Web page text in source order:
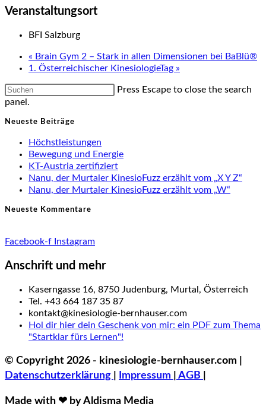
Veranstaltungsort
BFI Salzburg
« Brain Gym 2 – Stark in allen Dimensionen bei BaBlü®
1. Österreichischer KinesiologieTag »
Press Escape to close the search
panel.
Neueste Beiträge
Höchstleistungen
Bewegung und Energie
KT-Austria zertifiziert
Nanu, der Murtaler KinesioFuzz erzählt vom „X Y Z“
Nanu, der Murtaler KinesioFuzz erzählt vom „W“
Neueste Kommentare
Facebook-f Instagram
Anschrift und mehr
Kaserngasse 16, 8750 Judenburg, Murtal, Österreich
Tel. +43 664 187 35 87
kontakt@kinesiologie-bernhauser.com
Hol dir hier dein Geschenk von mir: ein PDF zum Thema
"Startklar fürs Lernen"!
© Copyright 2026 - kinesiologie-bernhauser.com |
Datenschutzerklärung
Impressum AGB
Made with ❤ by Aldisma Media